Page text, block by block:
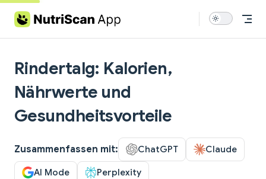
Skip to content
Rindertalg: Kalorien,
Nährwerte und
Gesundheitsvorteile
Zusammenfassen mit: ChatGPT Claude
AI Mode Perplexity